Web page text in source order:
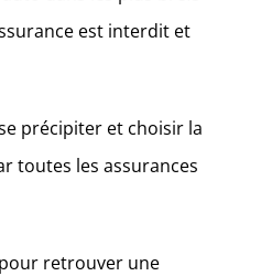
est interdit et
précipiter et choisir la
toutes les assurances
retrouver une